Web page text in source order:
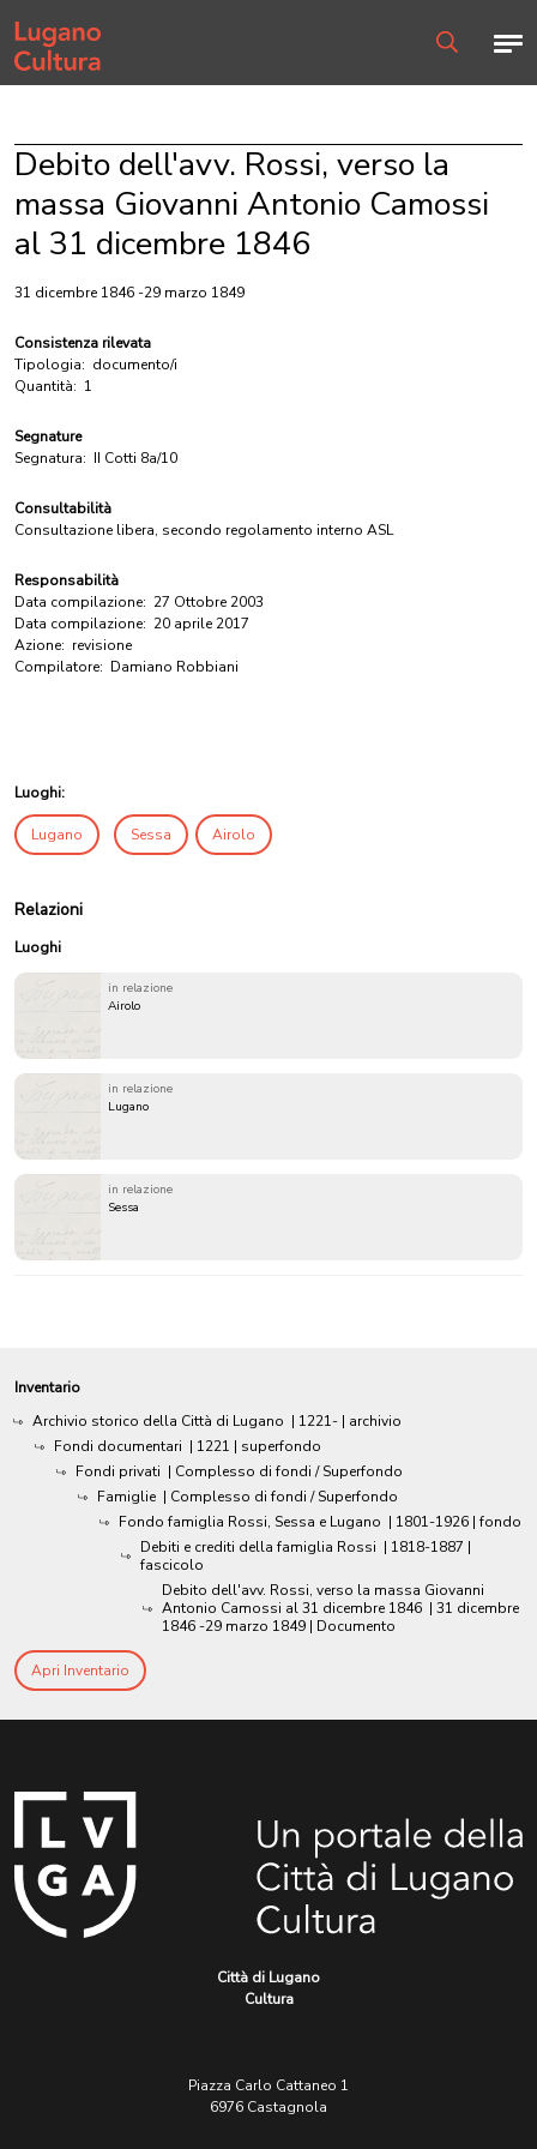
Home page
Debito dell'avv. Rossi, verso la
massa Giovanni Antonio Camossi
al 31 dicembre 1846
31 dicembre 1846 -29 marzo 1849
Consistenza rilevata
Tipologia: documento/i
Quantità: 1
Segnature
Segnatura: II Cotti 8a/10
Consultabilità
Consultazione libera, secondo regolamento interno ASL
Responsabilità
Data compilazione: 27 Ottobre 2003
Data compilazione: 20 aprile 2017
Azione: revisione
Compilatore: Damiano Robbiani
Luoghi:
Lugano Sessa Airolo
Relazioni
Luoghi
in relazione
Airolo
in relazione
Lugano
in relazione
Sessa
Inventario
Archivio storico della Città di Lugano | 1221- | archivio
Fondi documentari | 1221 | superfondo
Fondi privati | Complesso di fondi / Superfondo
Famiglie | Complesso di fondi / Superfondo
Fondo famiglia Rossi, Sessa e Lugano | 1801-1926 | fondo
Debiti e crediti della famiglia Rossi | 1818-1887 |
fascicolo
Debito dell'avv. Rossi, verso la massa Giovanni
Antonio Camossi al 31 dicembre 1846 | 31 dicembre
1846 -29 marzo 1849 | Documento
Apri Inventario
Città di Lugano
Cultura
Piazza Carlo Cattaneo 1
6976 Castagnola